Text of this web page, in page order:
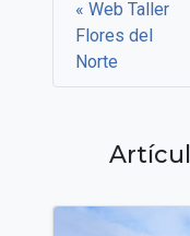
Web Taller
Flores del
Norte